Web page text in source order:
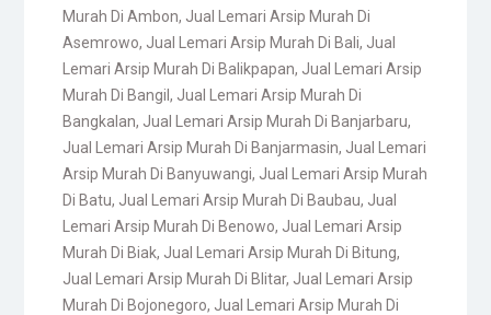
Murah Di Ambon, Jual Lemari Arsip Murah Di
Asemrowo, Jual Lemari Arsip Murah Di Bali, Jual
Lemari Arsip Murah Di Balikpapan, Jual Lemari Arsip
Murah Di Bangil , Jual Lemari Arsip Murah Di
Bangkalan, Jual Lemari Arsip Murah Di Banjarbaru,
Jual Lemari Arsip Murah Di Banjarmasin, Jual Lemari
Arsip Murah Di Banyuwangi, Jual Lemari Arsip Murah
Di Batu, Jual Lemari Arsip Murah Di Baubau, Jual
Lemari Arsip Murah Di Benowo, Jual Lemari Arsip
Murah Di Biak, Jual Lemari Arsip Murah Di Bitung,
Jual Lemari Arsip Murah Di Blitar, Jual Lemari Arsip
Murah Di Bojonegoro, Jual Lemari Arsip Murah Di